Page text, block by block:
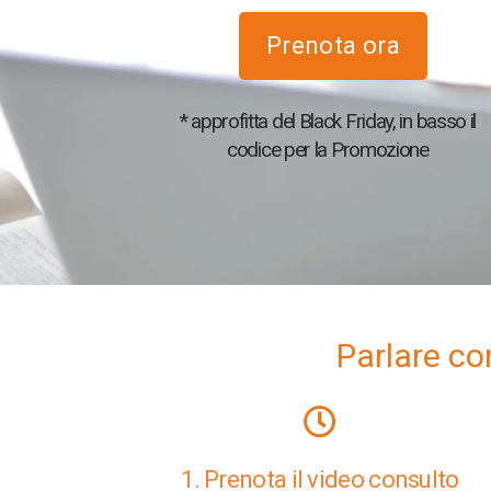
Prenota ora
* approfitta del Black Friday, in basso il
codice per la Promozione
Parlare
1. Prenota il video consulto